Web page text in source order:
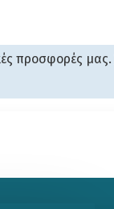
προσφορές μας.